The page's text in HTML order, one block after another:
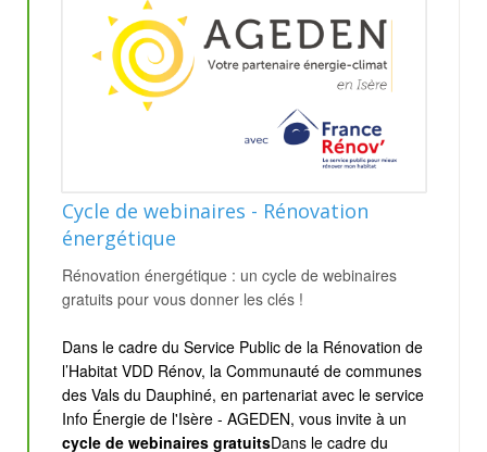
Cycle de webinaires - Rénovation
énergétique
Rénovation énergétique : un cycle de webinaires
gratuits pour vous donner les clés !
Dans le cadre du Service Public de la Rénovation de
l’Habitat VDD Rénov, la Communauté de communes
des Vals du Dauphiné, en partenariat avec le service
Info Énergie de l'Isère - AGEDEN, vous invite à un
cycle de webinaires gratuitsDans le cadre du